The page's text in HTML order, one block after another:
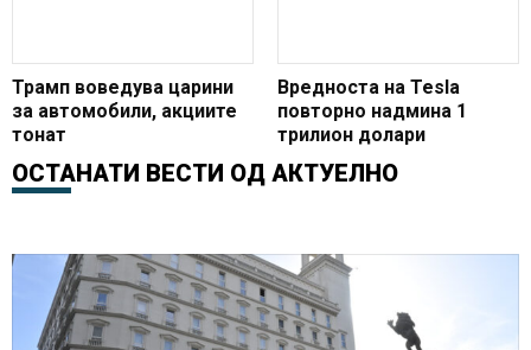
Трамп воведува царини
за автомобили, акциите
тонат
Вредноста на Tesla
повторно надмина 1
трилион долари
ОСТАНАТИ ВЕСТИ ОД АКТУЕЛНО